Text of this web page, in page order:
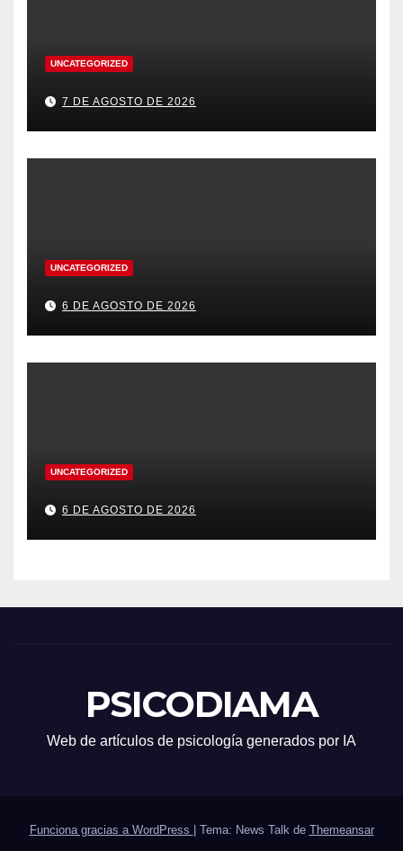
UNCATEGORIZED
7 DE AGOSTO DE 2026
UNCATEGORIZED
6 DE AGOSTO DE 2026
UNCATEGORIZED
6 DE AGOSTO DE 2026
PSICODIAMA
Web de artículos de psicología generados por IA
Funciona gracias a WordPress Tema: News Talk de Themeansar